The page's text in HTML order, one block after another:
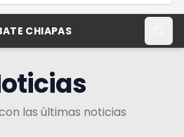
CHIAPAS
las últimas noticias